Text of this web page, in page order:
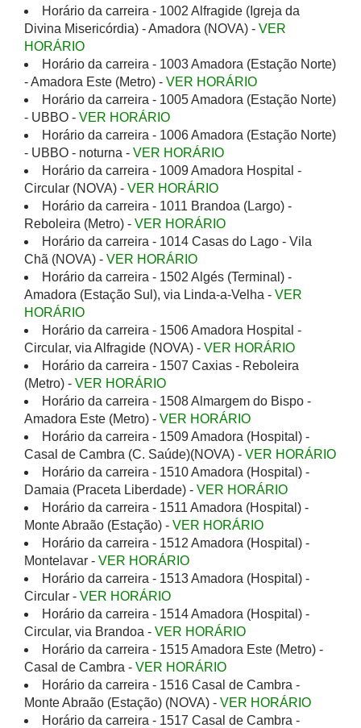
Horário da carreira - 1002 Alfragide (Igreja da
Divina Misericórdia) - Amadora (NOVA) - VER
HORÁRIO
Horário da carreira - 1003 Amadora (Estação Norte)
- Amadora Este (Metro) - VER HORÁRIO
Horário da carreira - 1005 Amadora (Estação Norte)
- UBBO - VER HORÁRIO
Horário da carreira - 1006 Amadora (Estação Norte)
- UBBO - noturna - VER HORÁRIO
Horário da carreira - 1009 Amadora Hospital -
Circular (NOVA) - VER HORÁRIO
Horário da carreira - 1011 Brandoa (Largo) -
Reboleira (Metro) - VER HORÁRIO
Horário da carreira - 1014 Casas do Lago - Vila
Chã (NOVA) - VER HORÁRIO
Horário da carreira - 1502 Algés (Terminal) -
Amadora (Estação Sul), via Linda-a-Velha - VER
HORÁRIO
Horário da carreira - 1506 Amadora Hospital -
Circular, via Alfragide (NOVA) - VER HORÁRIO
Horário da carreira - 1507 Caxias - Reboleira
(Metro) - VER HORÁRIO
Horário da carreira - 1508 Almargem do Bispo -
Amadora Este (Metro) - VER HORÁRIO
Horário da carreira - 1509 Amadora (Hospital) -
Casal de Cambra (C. Saúde)(NOVA) - VER HORÁRIO
Horário da carreira - 1510 Amadora (Hospital) -
Damaia (Praceta Liberdade) - VER HORÁRIO
Horário da carreira - 1511 Amadora (Hospital) -
Monte Abraão (Estação) - VER HORÁRIO
Horário da carreira - 1512 Amadora (Hospital) -
Montelavar - VER HORÁRIO
Horário da carreira - 1513 Amadora (Hospital) -
Circular - VER HORÁRIO
Horário da carreira - 1514 Amadora (Hospital) -
Circular, via Brandoa - VER HORÁRIO
Horário da carreira - 1515 Amadora Este (Metro) -
Casal de Cambra - VER HORÁRIO
Horário da carreira - 1516 Casal de Cambra -
Monte Abraão (Estação) (NOVA) - VER HORÁRIO
Horário da carreira - 1517 Casal de Cambra -